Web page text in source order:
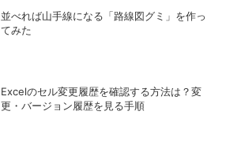
並べれば山手線になる「路線図グミ」を作っ
てみた
Excelのセル変更履歴を確認する方法は？変
更・バージョン履歴を見る手順